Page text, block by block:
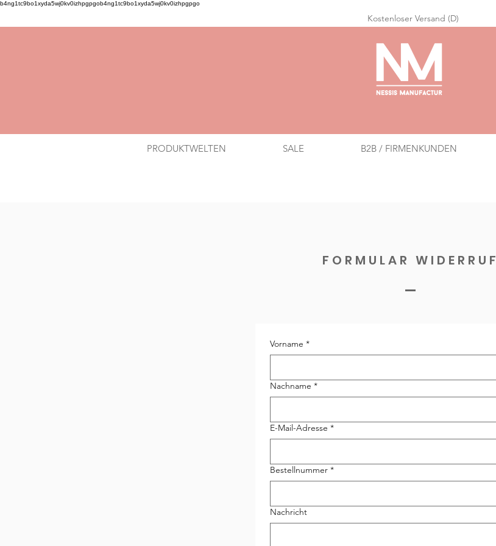
b4ng1tc9bo1xyda5wj0kv0izhpgpgob4ng1tc9bo1xyda5wj0kv0izhpgpgo
Kostenloser Versand (D)
PRODUKTWELTEN SALE B2B / FIRMENKUNDEN
FORMULAR WIDERRUF
Vorname *
Nachname *
E-Mail-Adresse *
Bestellnummer *
Nachricht